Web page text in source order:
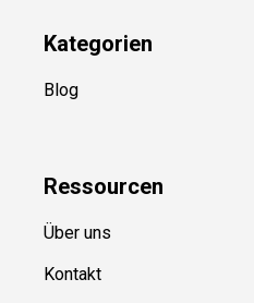
Kategorien
Blog
Ressourcen
Über uns
Kontakt